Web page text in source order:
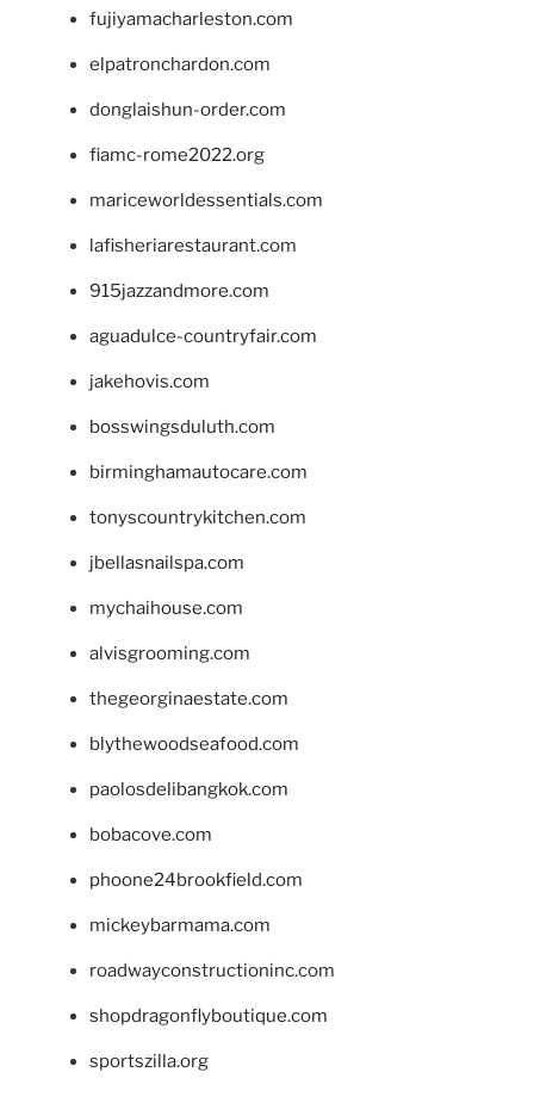
fujiyamacharleston.com
elpatronchardon.com
donglaishun-order.com
fiamc-rome2022.org
mariceworldessentials.com
lafisheriarestaurant.com
915jazzandmore.com
aguadulce-countryfair.com
jakehovis.com
bosswingsduluth.com
birminghamautocare.com
tonyscountrykitchen.com
jbellasnailspa.com
mychaihouse.com
alvisgrooming.com
thegeorginaestate.com
blythewoodseafood.com
paolosdelibangkok.com
bobacove.com
phoone24brookfield.com
mickeybarmama.com
roadwayconstructioninc.com
shopdragonflyboutique.com
sportszilla.org